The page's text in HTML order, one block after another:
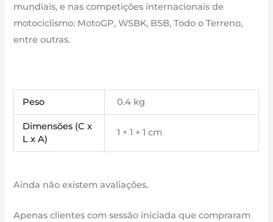
mundiais, e nas competições internacionais de
motociclismo: MotoGP, WSBK, BSB, Todo o Terreno,
entre outras.
Peso 0.4 kg
Dimensões (C x
L x A)
1 × 1 × 1 cm
Ainda não existem avaliações.
Apenas clientes com sessão iniciada que compraram